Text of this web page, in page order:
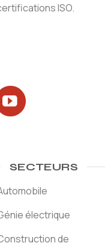
ISO.
SECTEURS
électrique
de